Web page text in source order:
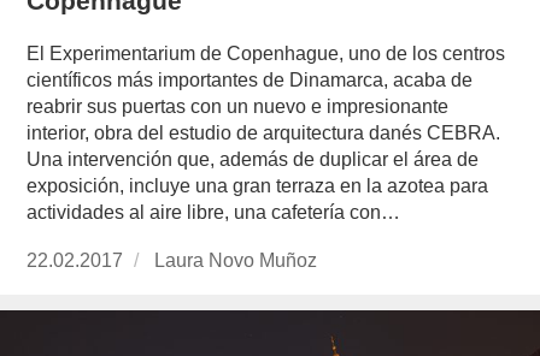
El Experimentarium de Copenhague, uno de los centros
científicos más importantes de Dinamarca, acaba de
reabrir sus puertas con un nuevo e impresionante
interior, obra del estudio de arquitectura danés CEBRA.
Una intervención que, además de duplicar el área de
exposición, incluye una gran terraza en la azotea para
actividades al aire libre, una cafetería con…
Publicado
22.02.2017
https://www.experimenta.es/author/laura-
Laura Novo Muñoz